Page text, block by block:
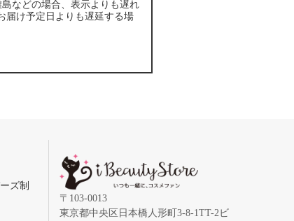
などの場合、表示よりも遅れ
届け予定日よりも遅延する場
ズ制
〒103-0013
東京都中央区日本橋人形町3-8-1TT-2ビ